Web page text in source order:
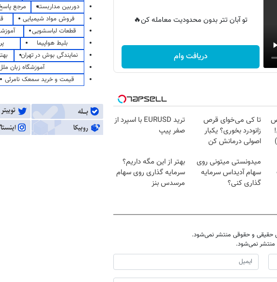
تو آبان تتر بدون محدودیت معامله کن🔥
دریافت وام
تا کی می‌خوای قرص
زانودرد بخوری؟ یکبار
اصولی درمانش کن
ترید EURUSD با اسپرد از
صفر پیپ
میدونستی میتونی روی
سهام آدیداس سرمایه
گذاری کنی؟
بهتر از این مگه داریم؟
سرمایه گذاری روی سهام
مرسدس بنز
حقیقی و حقوقی منتشر نمی‌شود.
منتشر نمی‌شود.
دوربین مداربسته
مرجع
فروش مواد شیمیایی
قطعات لباسشویی
بلیط هواپیما
نمایندگی بوش در تهران
آموزشگاه زبان
قیمت و خرید سمعک نامرئی